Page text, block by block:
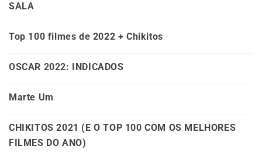
SALA
Top 100 filmes de 2022 + Chikitos
OSCAR 2022: INDICADOS
Marte Um
CHIKITOS 2021 (E O TOP 100 COM OS MELHORES
FILMES DO ANO)